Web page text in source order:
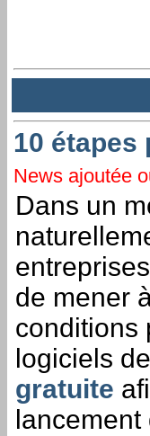
10 étapes
News ajoutée
Dans un
de mener
conditions
logiciels
gratuite